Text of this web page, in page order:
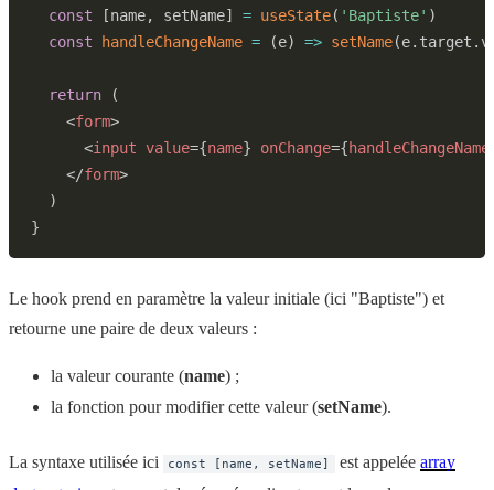
const
[name, setName] = useState( 'Baptiste' )
const
handleChangeName = (e) => setName(e. target .
return
(
<form>
<input value={name} onChange={handleChangeName
</form>
)
}
Le hook prend en paramètre la valeur initiale (ici "Baptiste") et
retourne une paire de deux valeurs :
la valeur courante (name) ;
la fonction pour modifier cette valeur (setName).
La syntaxe utilisée ici const [name, setName] est appelée array